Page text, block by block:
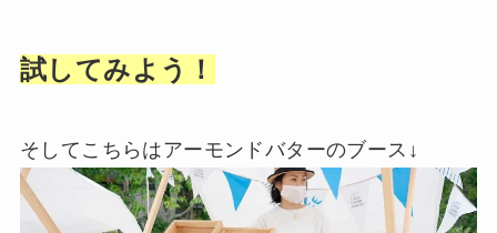
試してみよう！
そしてこちらはアーモンドバターのブース↓